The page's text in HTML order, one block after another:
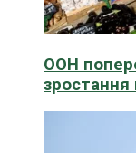
ООН
зростання